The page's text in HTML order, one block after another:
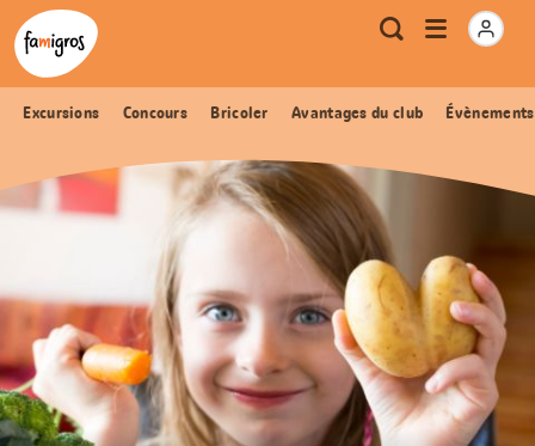
Signets
de
navigation
Header
Logo Métanavigation
RechercheOuvrir
Excursions Concours Bricoler Avantages du club